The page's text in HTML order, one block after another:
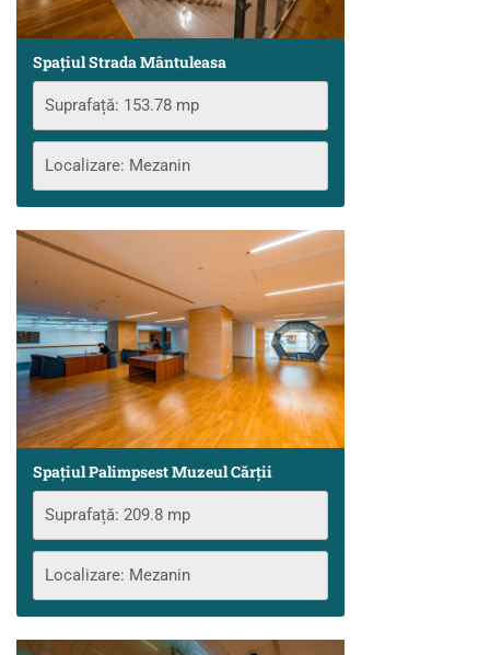
Spațiul Strada Mântuleasa
Suprafață: 153.78 mp
Localizare: Mezanin
Spațiul Palimpsest Muzeul Cărţii
Suprafață: 209.8 mp
Localizare: Mezanin